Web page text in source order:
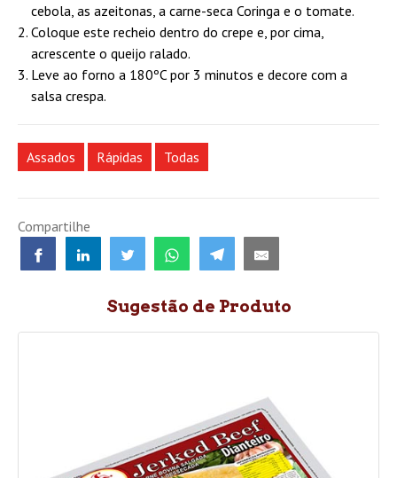
cebola, as azeitonas, a carne-seca Coringa e o tomate.
Coloque este recheio dentro do crepe e, por cima,
acrescente o queijo ralado.
Leve ao forno a 180ºC por 3 minutos e decore com a
salsa crespa.
Assados Rápidas Todas
Compartilhe
Sugestão de Produto